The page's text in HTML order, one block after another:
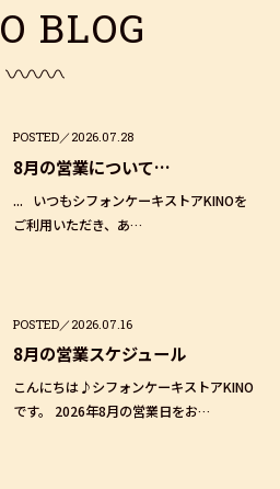
O BLOG
POSTED／2026.07.28
8月の営業について…
... いつもシフォンケーキストアKINOを
ご利用いただき、あ…
POSTED／2026.07.16
8月の営業スケジュール
こんにちは♪シフォンケーキストアKINO
です。 2026年8月の営業日をお…